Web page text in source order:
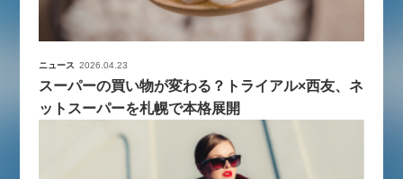
ニュース 2026.04.23
スーパーの買い物が変わる？トライアル×西友、ネ
ットスーパーを札幌で本格展開